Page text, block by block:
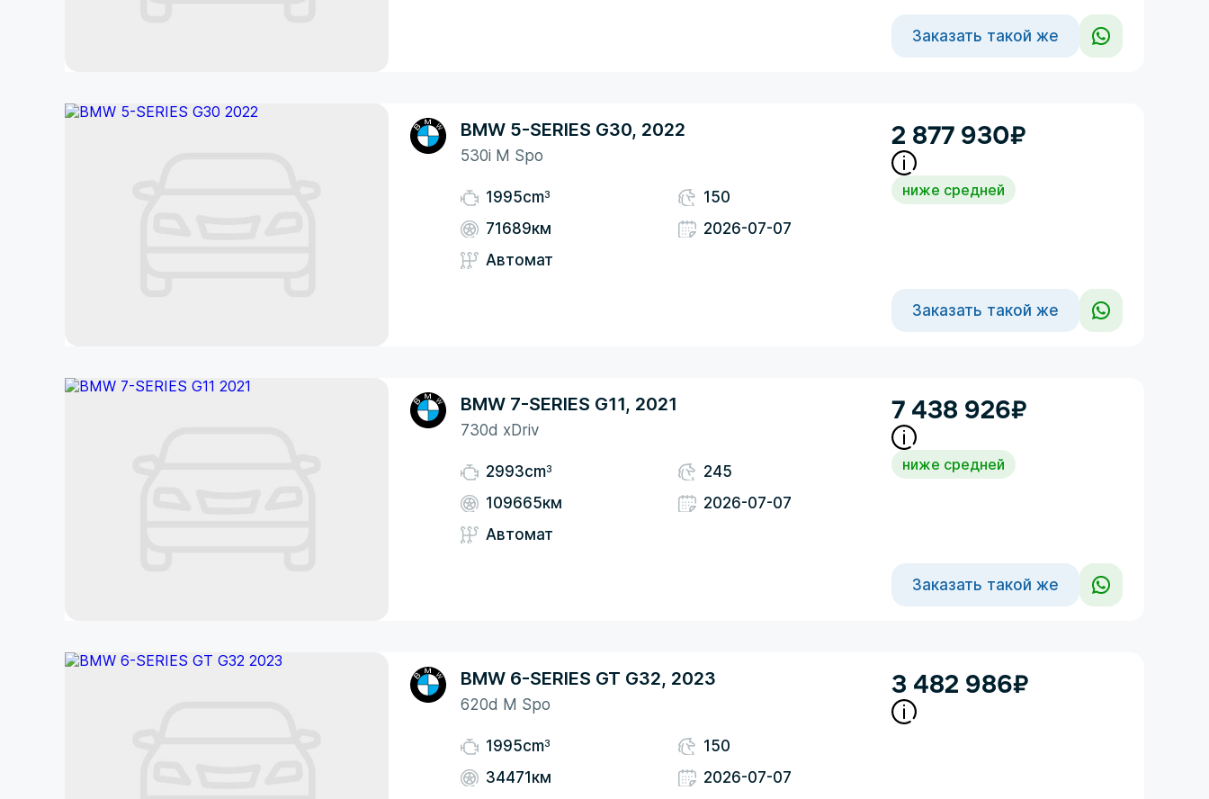
Заказать такой же
BMW 5-SERIES G30, 2022
530i M Spo
1995cm3
71689км
Автомат
150
2026-07-07
2 877 930₽
ниже средней
Заказать такой же
BMW 7-SERIES G11, 2021
730d xDriv
2993cm3
109665км
Автомат
245
2026-07-07
7 438 926₽
ниже средней
Заказать такой же
BMW 6-SERIES GT G32, 2023
620d M Spo
1995cm3
34471км
150
2026-07-07
3 482 986₽